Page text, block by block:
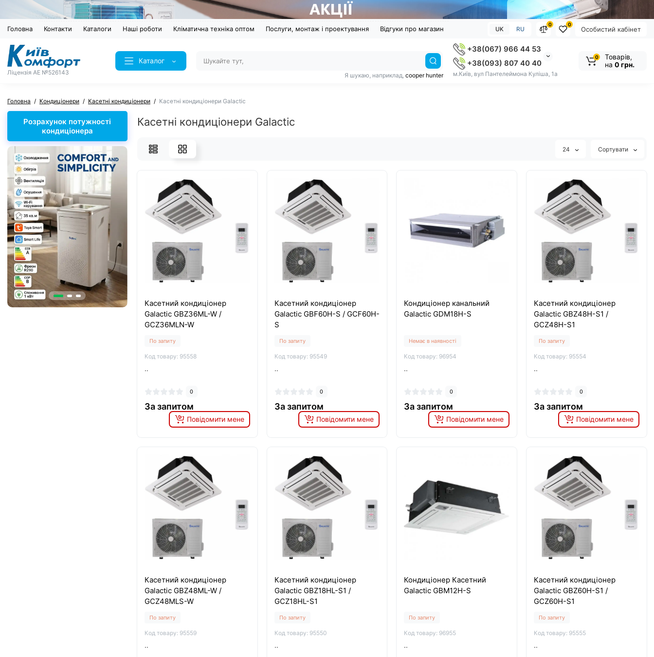
Головна Контакти Каталоги Наші роботи Кліматична техніка оптом Послуги, монтаж і проектування Відгуки про магазин Особистий кабінет
0
0
UK RU
Ліцензія AE №526143
Каталог
+38(067) 966 44 53
+38(093) 807 40 40
м.Київ, вул Пантелеймона Куліша, 1а
Я шукаю, наприклад, cooper hunter
0
Товарів,
на 0 грн.
Головна Кондиціонери Касетні кондиціонери Касетні кондиціонери Galactic
Розрахунок потужності
кондиціонера
Касетні кондиціонери Galactic
24 Сортувати
Касетний кондиціонер
Galactic GBZ36ML-W /
GCZ36MLN-W
По запиту
Код товару: 95558
..
0
За запитом
Повідомити мене
Касетний кондиціонер
Galactic GBF60H-S / GCF60H-
S
По запиту
Код товару: 95549
..
0
За запитом
Повідомити мене
Кондиціонер канальний
Galactic GDM18H-S
Немає в наявності
Код товару: 96954
..
0
За запитом
Повідомити мене
Касетний кондиціонер
Galactic GBZ48H-S1 /
GCZ48H-S1
По запиту
Код товару: 95554
..
0
За запитом
Повідомити мене
Касетний кондиціонер
Galactic GBZ48ML-W /
GCZ48MLS-W
По запиту
Код товару: 95559
..
Касетний кондиціонер
Galactic GBZ18HL-S1 /
GCZ18HL-S1
По запиту
Код товару: 95550
..
Кондиціонер Касетний
Galactic GBM12H-S
По запиту
Код товару: 96955
..
Касетний кондиціонер
Galactic GBZ60H-S1 /
GCZ60H-S1
По запиту
Код товару: 95555
..